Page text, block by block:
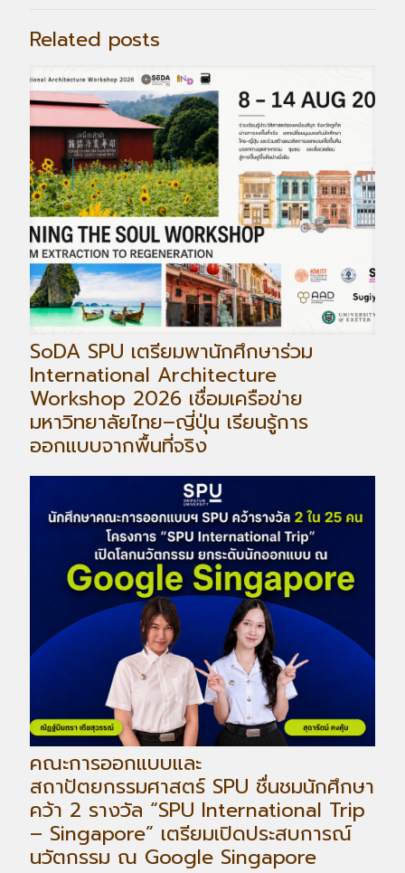
Related posts
SoDA SPU เตรียมพานักศึกษาร่วม
International Architecture
Workshop 2026 เชื่อมเครือข่าย
มหาวิทยาลัยไทย–ญี่ปุ่น เรียนรู้การ
ออกแบบจากพื้นที่จริง
คณะการออกแบบและ
สถาปัตยกรรมศาสตร์ SPU ชื่นชมนักศึกษา
คว้า 2 รางวัล “SPU International Trip
– Singapore” เตรียมเปิดประสบการณ์
นวัตกรรม ณ Google Singapore